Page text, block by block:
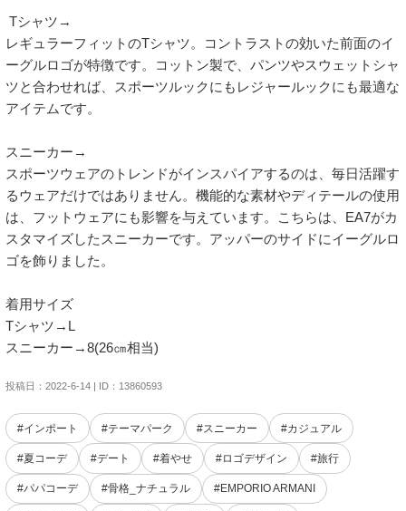
レギュラーフィットのTシャツ。コントラストの効いた前面のイ
ーグルロゴが特徴です。コットン製で、パンツやスウェットシャ
ツと合わせれば、スポーツルックにもレジャールックにも最適な
アイテムです。
スニーカー→
スポーツウェアのトレンドがインスパイアするのは、毎日活躍す
るウェアだけではありません。機能的な素材やディテールの使用
は、フットウェアにも影響を与えています。こちらは、EA7がカ
スタマイズしたスニーカーです。アッパーのサイドにイーグルロ
ゴを飾りました。
着用サイズ
Tシャツ→L
スニーカー→8(26㎝相当)
投稿日：2022-6-14 | ID：13860593
#インポート #テーマパーク #スニーカー #カジュアル
#夏コーデ #デート #着やせ #ロゴデザイン #旅行
#パパコーデ #骨格_ナチュラル #EMPORIO ARMANI